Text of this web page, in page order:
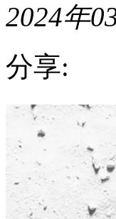
2024年
分享:
休
Bioceramic
MoonSwatch
MISSION
TO
THE
MOONPHASE